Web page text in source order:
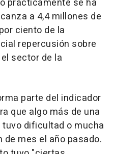
prácticamente se ha
a 4,4 millones de
ciento de la
repercusión sobre
sector de la
parte del indicador
que algo más de una
dificultad o mucha
mes el año pasado.